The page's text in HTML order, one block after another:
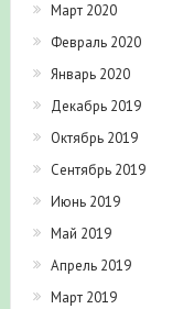
Март 2020
Февраль 2020
Январь 2020
Декабрь 2019
Октябрь 2019
Сентябрь 2019
Июнь 2019
Май 2019
Апрель 2019
Март 2019